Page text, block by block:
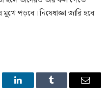
মুখে পড়বে। নিষেধাজ্ঞা জারি হবে।
LinkedInTumblr Email